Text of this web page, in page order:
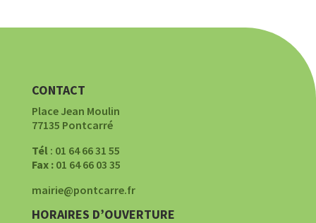
CONTACT
Place Jean Moulin
77135 Pontcarré
Tél : 01 64 66 31 55
Fax :01 64 66 03 35
mairie@pontcarre.fr
HORAIRES D’OUVERTURE